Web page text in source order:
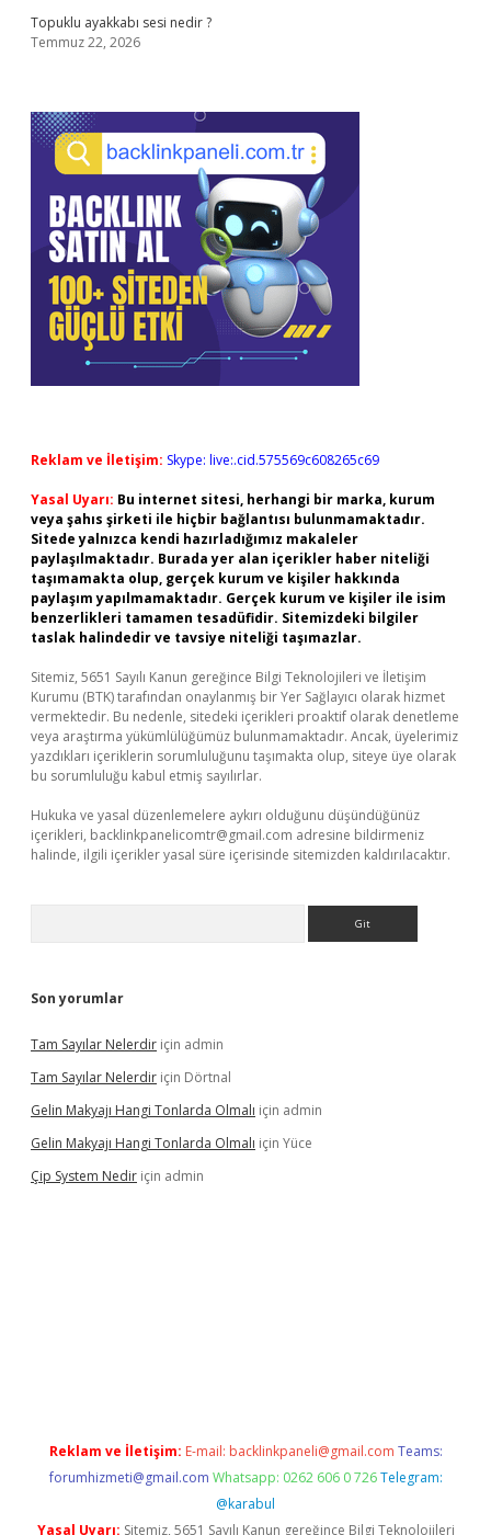
Topuklu ayakkabı sesi nedir ?
Temmuz 22, 2026
Reklam ve İletişim: Skype: live:.cid.575569c608265c69
Yasal Uyarı: Bu internet sitesi, herhangi bir marka, kurum
veya şahıs şirketi ile hiçbir bağlantısı bulunmamaktadır.
Sitede yalnızca kendi hazırladığımız makaleler
paylaşılmaktadır. Burada yer alan içerikler haber niteliği
taşımamakta olup, gerçek kurum ve kişiler hakkında
paylaşım yapılmamaktadır. Gerçek kurum ve kişiler ile isim
benzerlikleri tamamen tesadüfidir. Sitemizdeki bilgiler
taslak halindedir ve tavsiye niteliği taşımazlar.
Sitemiz, 5651 Sayılı Kanun gereğince Bilgi Teknolojileri ve İletişim
Kurumu (BTK) tarafından onaylanmış bir Yer Sağlayıcı olarak hizmet
vermektedir. Bu nedenle, sitedeki içerikleri proaktif olarak denetleme
veya araştırma yükümlülüğümüz bulunmamaktadır. Ancak, üyelerimiz
yazdıkları içeriklerin sorumluluğunu taşımakta olup, siteye üye olarak
bu sorumluluğu kabul etmiş sayılırlar.
Hukuka ve yasal düzenlemelere aykırı olduğunu düşündüğünüz
içerikleri, backlinkpanelicomtr@gmail.com adresine bildirmeniz
halinde, ilgili içerikler yasal süre içerisinde sitemizden kaldırılacaktır.
Son yorumlar
Tam Sayılar Nelerdir için admin
Tam Sayılar Nelerdir için Dörtnal
Gelin Makyajı Hangi Tonlarda Olmalı için admin
Gelin Makyajı Hangi Tonlarda Olmalı için Yüce
Çip System Nedir için admin
Reklam ve İletişim: E-mail: backlinkpaneli@gmail.com Teams:
forumhizmeti@gmail.com Whatsapp: 0262 606 0 726 Telegram:
@karabul
Yasal Uyarı: Sitemiz, 5651 Sayılı Kanun gereğince Bilgi Teknolojileri